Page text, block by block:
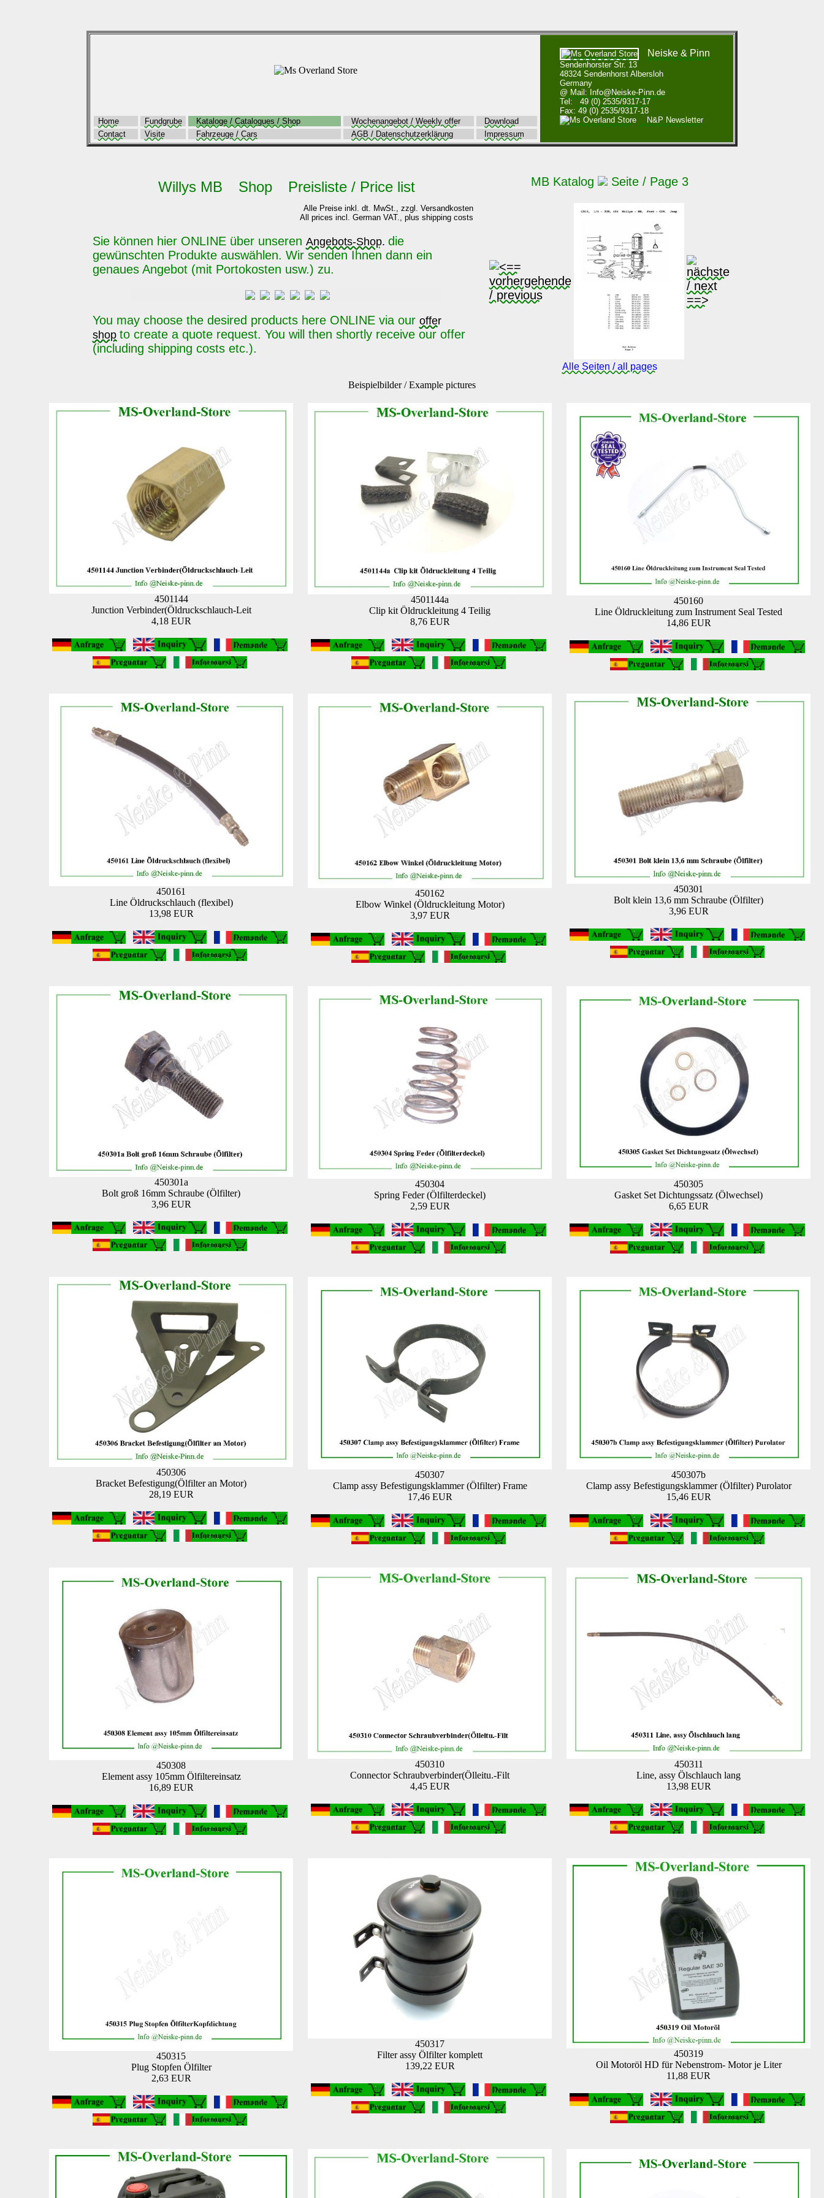
Neiske & Pinn
Sendenhorster Str. 13
48324 Sendenhorst Albersloh
Germany
@ Mail: Info@Neiske-Pinn.de
Tel: 49 (0) 2535/9317-17
Fax: 49 (0) 2535/9317-18
N&P Newsletter
Home Fundgrube Kataloge / Catalogues / Shop Wochenangebot / Weekly offer
Download
Contact
Visite Fahrzeuge / Cars AGB / Datenschutzerklärung Impressum
Willys MB Shop Preisliste / Price list
Alle Preise inkl. dt. MwSt., zzgl. Versandkosten
All prices incl. German VAT., plus shipping costs
Sie können hier ONLINE über unseren Angebots-Shop. die
gewünschten Produkte auswählen. Wir senden Ihnen dann ein
genaues Angebot (mit Portokosten usw.) zu.
You may choose the desired products here ONLINE via our offer
shop to create a quote request. You will then shortly receive our offer
(including shipping costs etc.).
MB Katalog Seite / Page 3
Alle Seiten / all pages
Beispielbilder / Example pictures
4501144
Junction Verbinder(Öldruckschlauch-Leit
4,18 EUR
4501144a
Clip kit Öldruckleitung 4 Teilig
8,76 EUR
450160
Line Öldruckleitung zum Instrument Seal Tested
14,86 EUR
450161
Line Öldruckschlauch (flexibel)
13,98 EUR
450162
Elbow Winkel (Öldruckleitung Motor)
3,97 EUR
450301
Bolt klein 13,6 mm Schraube (Ölfilter)
3,96 EUR
450301a
Bolt groß 16mm Schraube (Ölfilter)
3,96 EUR
450304
Spring Feder (Ölfilterdeckel)
2,59 EUR
450305
Gasket Set Dichtungssatz (Ölwechsel)
6,65 EUR
450306
Bracket Befestigung(Ölfilter an Motor)
28,19 EUR
450307
Clamp assy Befestigungsklammer (Ölfilter) Frame
17,46 EUR
450307b
Clamp assy Befestigungsklammer (Ölfilter) Purolator
15,46 EUR
450308
Element assy 105mm Ölfiltereinsatz
16,89 EUR
450310
Connector Schraubverbinder(Ölleitu.-Filt
4,45 EUR
450311
Line, assy Ölschlauch lang
13,98 EUR
450315
Plug Stopfen Ölfilter
2,63 EUR
450317
Filter assy Ölfilter komplett
139,22 EUR
450319
Oil Motoröl HD für Nebenstrom- Motor je Liter
11,88 EUR